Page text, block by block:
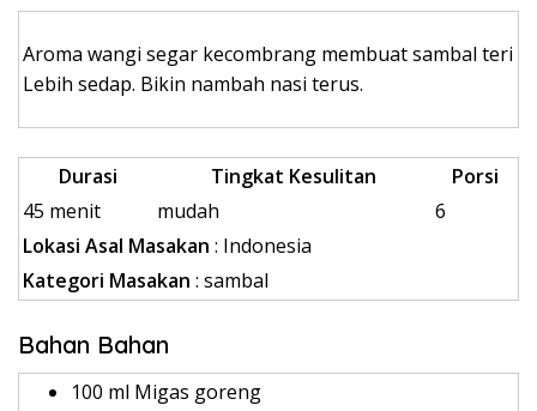
Aroma wangi segar kecombrang membuat sambal teri
Lebih sedap. Bikin nambah nasi terus.
Durasi Tingkat Kesulitan
Porsi
45 menit
mudah
6
Lokasi Asal Masakan : Indonesia
Kategori Masakan : sambal
Bahan Bahan
100 ml Migas goreng